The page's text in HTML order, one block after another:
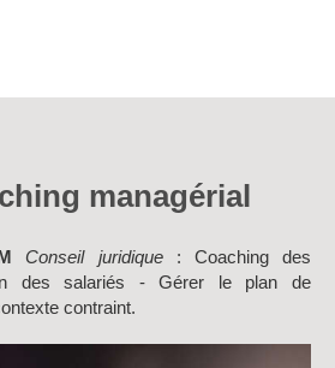
managérial
Conseil juridique: Coaching des
des salariés - Gérer le plan de
contraint.